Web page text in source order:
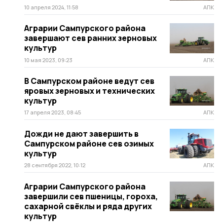
10 апреля 2024, 11:58 АПК
Аграрии Сампурского района
завершают сев ранних зерновых
культур
10 мая 2023, 09:23 АПК
В Сампурском районе ведут сев
яровых зерновых и технических
культур
17 апреля 2023, 08:45 АПК
Дожди не дают завершить в
Сампурском районе сев озимых
культур
28 сентября 2022, 10:12 АПК
Аграрии Сампурского района
завершили сев пшеницы, гороха,
сахарной свёклы и ряда других
культур